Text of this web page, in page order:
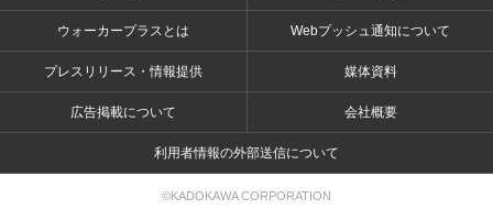
ウォーカープラスとは Webプッシュ通知について
プレスリリース・情報提供 媒体資料
広告掲載について 会社概要
利用者情報の外部送信について
©KADOKAWA CORPORATION